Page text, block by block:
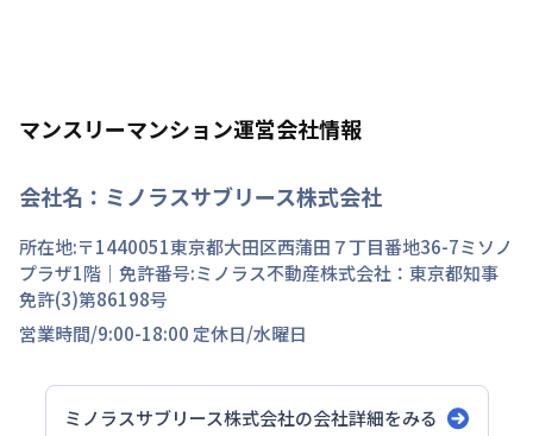
マンスリーマンション運営会社情報
会社名： ミノラスサブリース株式会社
所在地:〒1440051東京都大田区西蒲田 ７丁目番地36-7ミソノ
プラザ1階 ｜免許番号:ミノラス不動産株式会社：東京都知事
免許(3)第86198号
営業時間/9:00-18:00 定休日/水曜日
ミノラスサブリース株式会社の会社詳細をみる